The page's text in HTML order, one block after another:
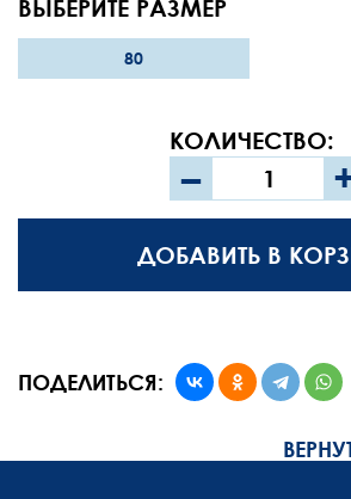
ВЫБЕРИТЕ РАЗМЕР
80
КОЛИЧЕСТВО:
–
ДОБАВИТЬ В
ПОДЕЛИТЬСЯ: